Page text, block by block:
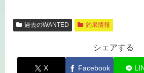
過去のWANTED 釣果情報
シェアする
X Facebook